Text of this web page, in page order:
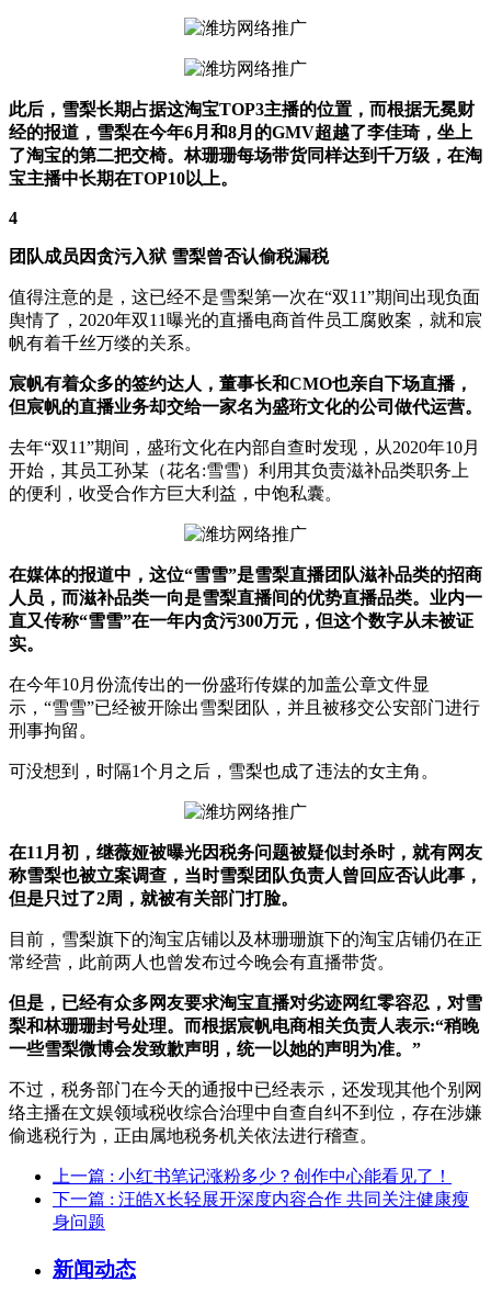
此后，雪梨长期占据这淘宝TOP3主播的位置，而根据无冕财
经的报道，雪梨在今年6月和8月的GMV超越了李佳琦，坐上
了淘宝的第二把交椅。林珊珊每场带货同样达到千万级，在淘
宝主播中长期在TOP10以上。
4
团队成员因贪污入狱 雪梨曾否认偷税漏税
值得注意的是，这已经不是雪梨第一次在“双11”期间出现负面
舆情了，2020年双11曝光的直播电商首件员工腐败案，就和宸
帆有着千丝万缕的关系。
宸帆有着众多的签约达人，董事长和CMO也亲自下场直播，
但宸帆的直播业务却交给一家名为盛珩文化的公司做代运营。
去年“双11”期间，盛珩文化在内部自查时发现，从2020年10月
开始，其员工孙某（花名:雪雪）利用其负责滋补品类职务上
的便利，收受合作方巨大利益，中饱私囊。
在媒体的报道中，这位“雪雪”是雪梨直播团队滋补品类的招商
人员，而滋补品类一向是雪梨直播间的优势直播品类。业内一
直又传称“雪雪”在一年内贪污300万元，但这个数字从未被证
实。
在今年10月份流传出的一份盛珩传媒的加盖公章文件显
示，“雪雪”已经被开除出雪梨团队，并且被移交公安部门进行
刑事拘留。
可没想到，时隔1个月之后，雪梨也成了违法的女主角。
在11月初，继薇娅被曝光因税务问题被疑似封杀时，就有网友
称雪梨也被立案调查，当时雪梨团队负责人曾回应否认此事，
但是只过了2周，就被有关部门打脸。
目前，雪梨旗下的淘宝店铺以及林珊珊旗下的淘宝店铺仍在正
常经营，此前两人也曾发布过今晚会有直播带货。
但是，已经有众多网友要求淘宝直播对劣迹网红零容忍，对雪
梨和林珊珊封号处理。而根据宸帆电商相关负责人表示:“稍晚
一些雪梨微博会发致歉声明，统一以她的声明为准。”
不过，税务部门在今天的通报中已经表示，还发现其他个别网
络主播在文娱领域税收综合治理中自查自纠不到位，存在涉嫌
偷逃税行为，正由属地税务机关依法进行稽查。
上一篇 : 小红书笔记涨粉多少？创作中心能看见了！
下一篇 : 汪皓X长轻展开深度内容合作 共同关注健康瘦
身问题
新闻动态